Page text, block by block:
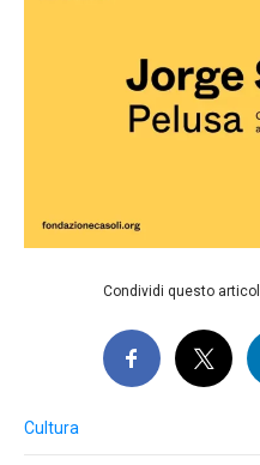
Condividi questo
Cultura